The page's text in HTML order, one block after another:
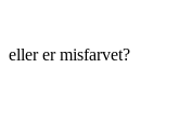
eller er misfarvet?